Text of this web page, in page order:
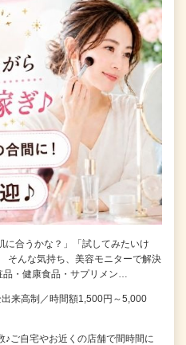
に合うかな？」「試してみたいけ
そんな気持ち、美容モニターで解決
・健康食品・サプリメン…
来高制／時間額1,500円～5,000
自宅やお近くの店舗で間時間に